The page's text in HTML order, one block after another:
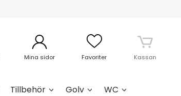
Mina sidor Favoriter Kassan
Tillbehör Golv WC